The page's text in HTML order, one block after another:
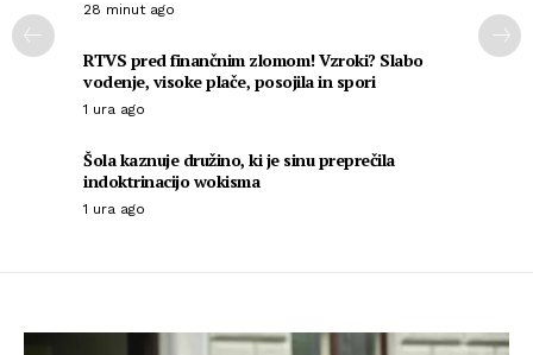
28 minut ago
RTVS pred finančnim zlomom! Vzroki? Slabo
vodenje, visoke plače, posojila in spori
1 ura ago
Šola kaznuje družino, ki je sinu preprečila
indoktrinacijo wokisma
1 ura ago